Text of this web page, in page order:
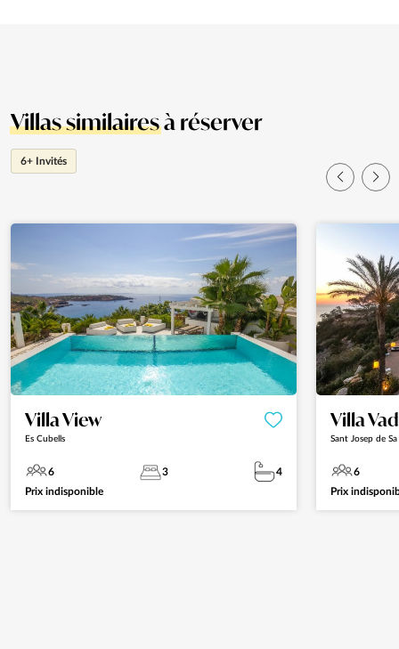
Villas similairesà réserver
6+ Invités
Villa View
Es Cubells
6 3
4
Prix indisponible
Villa
Sant Josep de
6
Prix